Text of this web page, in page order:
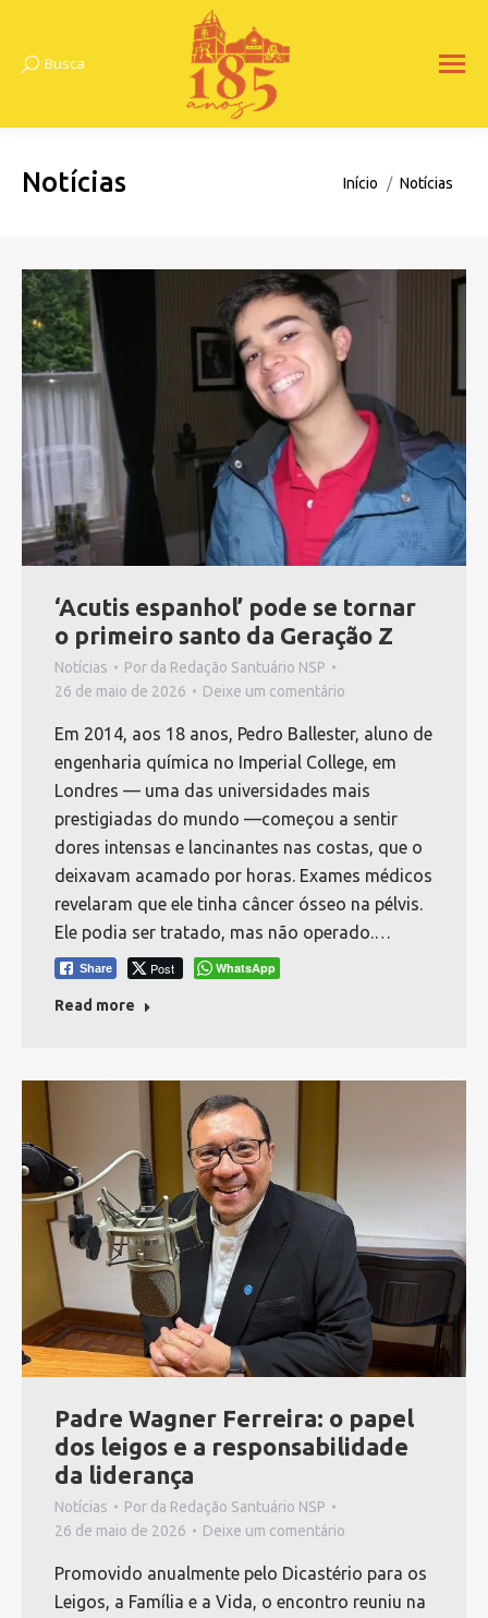
Search:
Busca
Notícias Você está aqui:
Início Notícias
‘Acutis espanhol’ pode se tornar
o primeiro santo da Geração Z
Notícias Por da Redação Santuário NSP
26 de maio de 2026
Deixe um comentário
Em 2014, aos 18 anos, Pedro Ballester, aluno de
engenharia química no Imperial College, em
Londres — uma das universidades mais
prestigiadas do mundo —começou a sentir
dores intensas e lancinantes nas costas, que o
deixavam acamado por horas. Exames médicos
revelaram que ele tinha câncer ósseo na pélvis.
Ele podia ser tratado, mas não operado.…
Share Post WhatsApp
Read more
Padre Wagner Ferreira: o papel
dos leigos e a responsabilidade
da liderança
Notícias Por da Redação Santuário NSP
26 de maio de 2026
Deixe um comentário
Promovido anualmente pelo Dicastério para os
Leigos, a Família e a Vida, o encontro reuniu na